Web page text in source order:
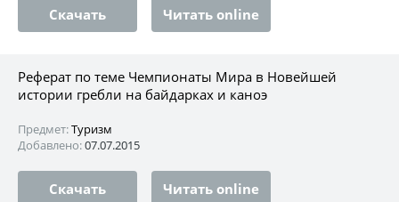
Скачать Читать online
Реферат по теме Чемпионаты Мира в Новейшей
истории гребли на байдарках и каноэ
Предмет:Туризм
Добавлено:07.07.2015
Скачать Читать online